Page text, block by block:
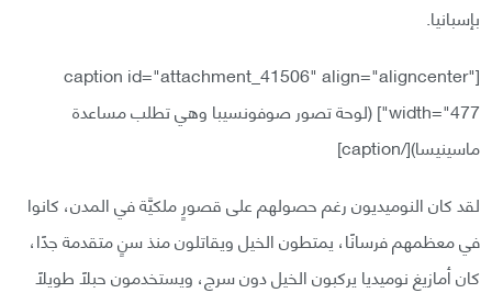
بإسبانيا.
[caption id="attachment_41506" align="aligncenter"
width="477"] (لوحة تصور صوفونسيبا وهي تطلب مساعدة
ماسينيسا)[/caption]
لقد كان النوميديون رغم حصولهم على قصورٍ ملكيَّة في المدن، كانوا
في معظمهم فرسانًا، يمتطون الخيل ويقاتلون منذ سنٍ متقدمة جدًا،
كان أمازيغ نوميديا يركبون الخيل دون سرج، ويستخدمون حبلًا طويلًا